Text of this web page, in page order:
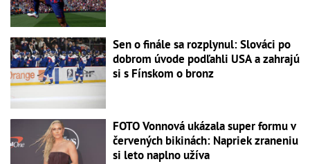
Sen o finále sa rozplynul: Slováci po
dobrom úvode podľahli USA a zahrajú
si s Fínskom o bronz
FOTO Vonnová ukázala super formu v
červených bikinách: Napriek zraneniu
si leto naplno užíva